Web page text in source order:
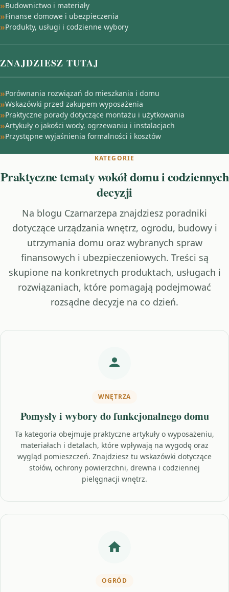
Budownictwo i materiały
Finanse domowe i ubezpieczenia
Produkty, usługi i codzienne wybory
ZNAJDZIESZ TUTAJ
Porównania rozwiązań do mieszkania i domu
Wskazówki przed zakupem wyposażenia
Praktyczne porady dotyczące montażu i użytkowania
Artykuły o jakości wody, ogrzewaniu i instalacjach
Przystępne wyjaśnienia formalności i kosztów
KATEGORIE
Praktyczne tematy wokół domu i codziennych
decyzji
Na blogu Czarnarzepa znajdziesz poradniki
dotyczące urządzania wnętrz, ogrodu, budowy i
utrzymania domu oraz wybranych spraw
finansowych i ubezpieczeniowych. Treści są
skupione na konkretnych produktach, usługach i
rozwiązaniach, które pomagają podejmować
rozsądne decyzje na co dzień.
WNĘTRZA
Pomysły i wybory do funkcjonalnego domu
Ta kategoria obejmuje praktyczne artykuły o wyposażeniu,
materiałach i detalach, które wpływają na wygodę oraz
wygląd pomieszczeń. Znajdziesz tu wskazówki dotyczące
stołów, ochrony powierzchni, drewna i codziennej
pielęgnacji wnętrz.
OGRÓD